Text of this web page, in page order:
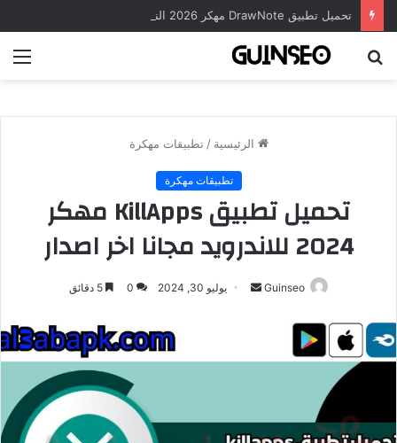
الرئيسية / تطبيقات مهكرة
تطبيقات مهكرة
تحميل تطبيق KillApps مهكر
2024 للاندرويد مجانا اخر اصدار
Guinseo
أرسل يوليو 30, 2024 0